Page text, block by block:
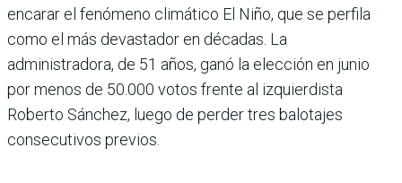
encarar el fenómeno climático El Niño, que se perfila
como el más devastador en décadas. La
administradora, de 51 años, ganó la elección en junio
por menos de 50.000 votos frente al izquierdista
Roberto Sánchez, luego de perder tres balotajes
consecutivos previos.